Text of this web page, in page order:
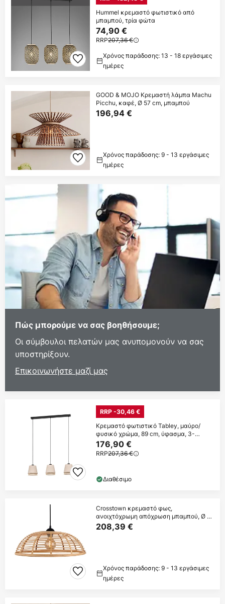
Hummel κρεμαστό φωτιστικό από
μπαμπού, τρία φώτα
74,90 €
RRP207,36 €
Χρόνος παράδοσης: 13 - 18 εργάσιμες
ημέρες
GOOD & MOJO Κρεμαστή λάμπα Machu
Picchu, καφέ, Ø 57 cm, μπαμπού
196,94 €
Χρόνος παράδοσης: 9 - 13 εργάσιμες
ημέρες
Πώς μπορούμε να σας βοηθήσουμε;
Οι σύμβουλοι πελατών μας ανυπομονούν να σας
υποστηρίξουν.
Επικοινωνήστε μαζί μας
RRP -30,46 €
Κρεμαστό φωτιστικό Tabley, μαύρο/
φυσικό χρώμα, 89 cm, ύφασμα, 3-
φωτιστικό.
176,90 €
RRP207,36 €
Διαθέσιμο
Crosstown κρεμαστό φως,
ανοιχτόχρωμη απόχρωση μπαμπού, Ø 56
cm
208,39 €
Χρόνος παράδοσης: 9 - 13 εργάσιμες
ημέρες